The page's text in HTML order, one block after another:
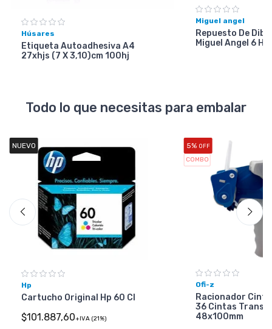
Húsares
Etiqueta Autoadhesiva A4
27xhjs (7 X 3,10)cm 100hj
Miguel angel
Repuesto De
Miguel Angel 6
Todo lo que necesitas para embalar
NUEVO
Hp
Cartucho Original Hp 60 Cl
$101.887,60+IVA (21%)
5% OFF
COMBO
Ofi-z
Racionador
36 Cintas
48x100mm